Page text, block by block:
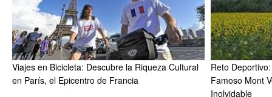
Viajes en Bicicleta: Descubre la Riqueza Cultural
en París, el Epicentro de Francia
Reto
Famoso Mont
Inolvidable